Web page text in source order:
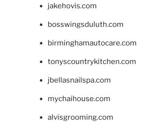
jakehovis.com
bosswingsduluth.com
birminghamautocare.com
tonyscountrykitchen.com
jbellasnailspa.com
mychaihouse.com
alvisgrooming.com